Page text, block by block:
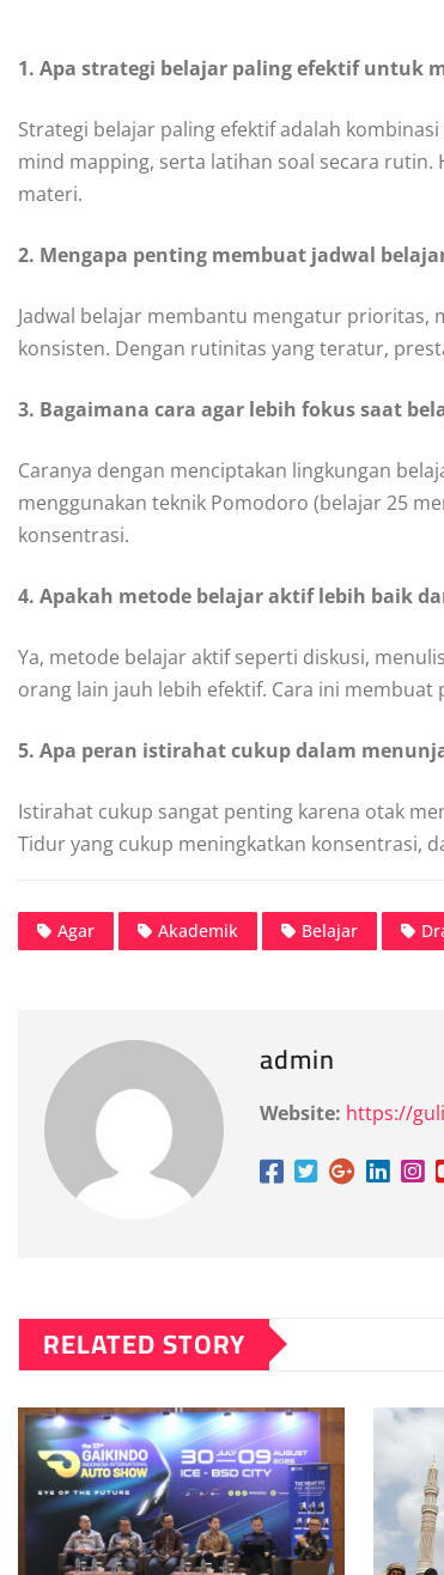
1. Apa strategi belajar paling efektif untuk
Strategi belajar paling efektif adalah
mind mapping, serta latihan soal secara
materi.
2. Mengapa penting membuat jadwal
Jadwal belajar membantu mengatur prioritas,
konsisten. Dengan rutinitas yang teratur,
3. Bagaimana cara agar lebih fokus saat
Caranya dengan menciptakan lingkungan
menggunakan teknik Pomodoro (belajar 25
konsentrasi.
4. Apakah metode belajar aktif lebih baik
Ya, metode belajar aktif seperti diskusi,
orang lain jauh lebih efektif. Cara ini
5. Apa peran istirahat cukup dalam
Istirahat cukup sangat penting karena otak
Tidur yang cukup meningkatkan konsentrasi,
Agar Akademik Belajar
admin
Website: https://
RELATED STORY